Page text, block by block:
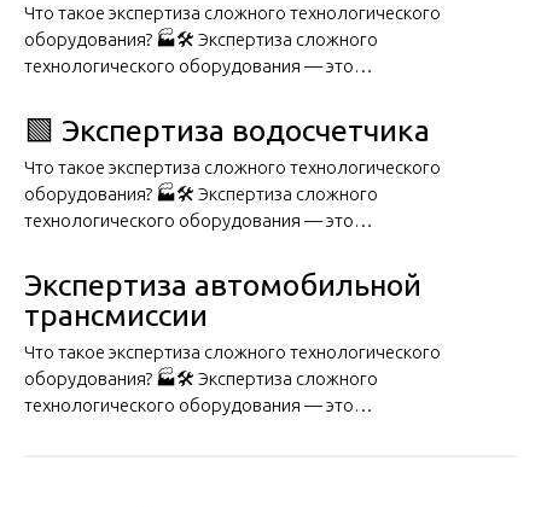
Что такое экспертиза сложного технологического
оборудования? 🏭🛠️ Экспертиза сложного
технологического оборудования — это…
🟩 Экспертиза водосчетчика
Что такое экспертиза сложного технологического
оборудования? 🏭🛠️ Экспертиза сложного
технологического оборудования — это…
Экспертиза автомобильной
трансмиссии
Что такое экспертиза сложного технологического
оборудования? 🏭🛠️ Экспертиза сложного
технологического оборудования — это…